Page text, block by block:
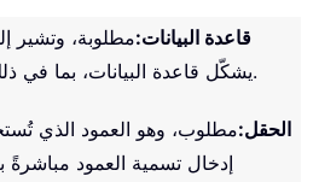
قاعدة البيانات:مطلوبة، وتشير
يشكّل قاعدة البيانات، بما في ذلك تسميات الأعمدة.
الحقل:مطلوب، وهو العمود الذي
إدخال تسمية العمود مباشرةً